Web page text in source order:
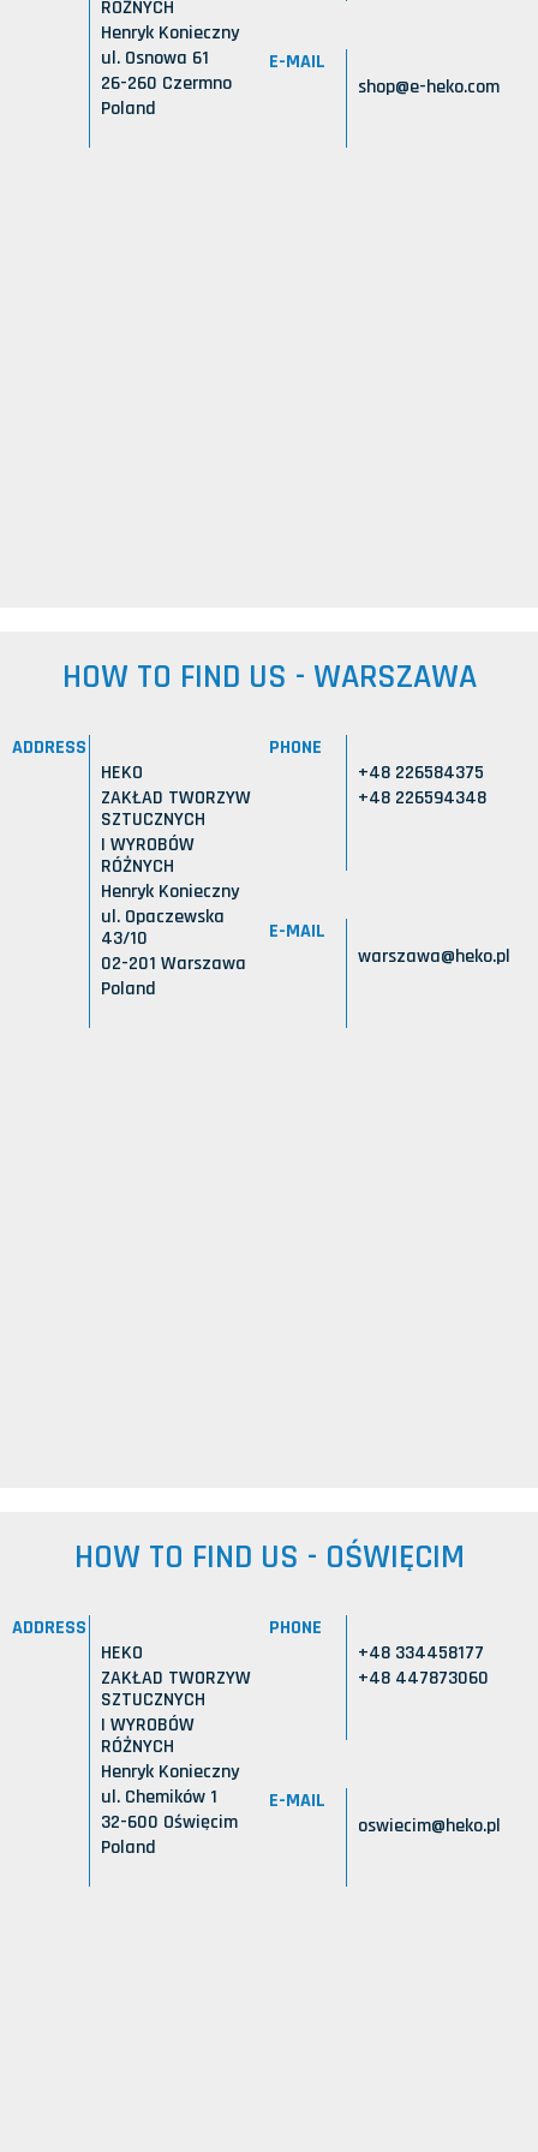
RÓŻNYCH
Henryk Konieczny
ul. Osnowa 61
26-260 Czermno
Poland
E-MAIL
shop@e-heko.com
HOW TO FIND US - WARSZAWA
ADDRESS
HEKO
ZAKŁAD TWORZYW
SZTUCZNYCH
I WYROBÓW
RÓŻNYCH
Henryk Konieczny
ul. Opaczewska
43/10
02-201 Warszawa
Poland
PHONE
+48 226584375
+48 226594348
E-MAIL
warszawa@heko.pl
HOW TO FIND US - OŚWIĘCIM
ADDRESS
HEKO
ZAKŁAD TWORZYW
SZTUCZNYCH
I WYROBÓW
RÓŻNYCH
Henryk Konieczny
ul. Chemików 1
32-600 Oświęcim
Poland
PHONE
+48 334458177
+48 447873060
E-MAIL
oswiecim@heko.pl